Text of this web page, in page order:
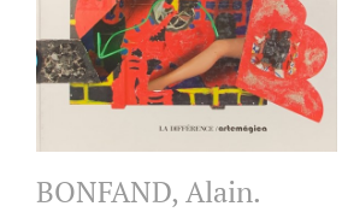
BONFAND, Alain.